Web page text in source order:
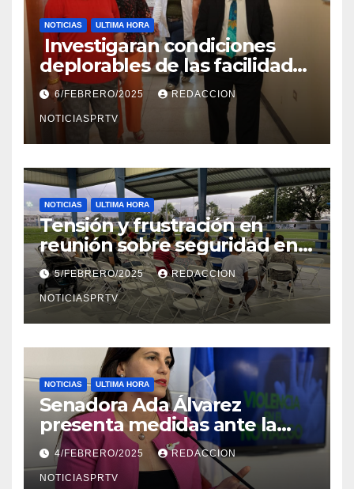
NOTICIAS ULTIMA HORA
Investigaran condiciones
deplorables de las facilidades
el Departamento de la Salud
en Mayagüez
6/FEBRERO/2025 REDACCION
NOTICIASPRTV
NOTICIAS ULTIMA HORA
Tensión y frustración en
reunión sobre seguridad en
Reparto Metropolitano
5/FEBRERO/2025 REDACCION
NOTICIASPRTV
NOTICIAS ULTIMA HORA
Senadora Ada Álvarez
presenta medidas ante la
violencia en el noviazgo
4/FEBRERO/2025 REDACCION
NOTICIASPRTV